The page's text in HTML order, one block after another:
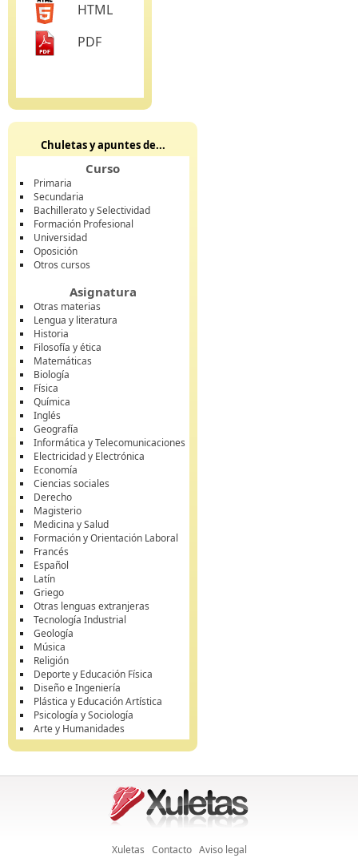
HTML
PDF
Chuletas y apuntes de...
Curso
Primaria
Secundaria
Bachillerato y Selectividad
Formación Profesional
Universidad
Oposición
Otros cursos
Asignatura
Otras materias
Lengua y literatura
Historia
Filosofía y ética
Matemáticas
Biología
Física
Química
Inglés
Geografía
Informática y Telecomunicaciones
Electricidad y Electrónica
Economía
Ciencias sociales
Derecho
Magisterio
Medicina y Salud
Formación y Orientación Laboral
Francés
Español
Latín
Griego
Otras lenguas extranjeras
Tecnología Industrial
Geología
Música
Religión
Deporte y Educación Física
Diseño e Ingeniería
Plástica y Educación Artística
Psicología y Sociología
Arte y Humanidades
Xuletas Contacto Aviso legal